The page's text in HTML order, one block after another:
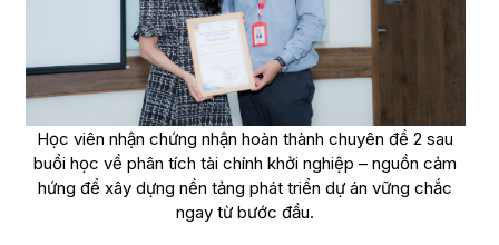
Học viên nhận chứng nhận hoàn thành chuyên đề 2 sau
buổi học về phân tích tài chính khởi nghiệp – nguồn cảm
hứng để xây dựng nền tảng phát triển dự án vững chắc
ngay từ bước đầu.